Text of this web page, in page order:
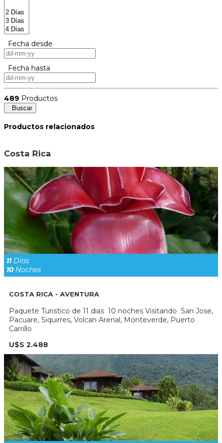
Fecha desde
Fecha hasta
489 Productos
Buscar
Productos relacionados
Costa Rica
11Días
10Noches
COSTA RICA - AVENTURA
Paquete Turistico de 11 dias 10 noches Visitando San Jose,
Pacuare, Siquirres, Volcan Arenal, Monteverde, Puerto
Carrillo
U$S 2.488